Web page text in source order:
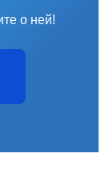
о ней!